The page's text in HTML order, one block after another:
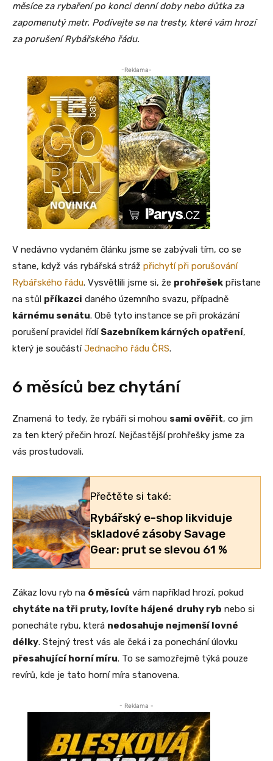
měsíce za rybaření po konci denní doby nebo důtka za
zapomenutý metr. Podívejte se na tresty, které vám hrozí
za porušení Rybářského řádu.
-Reklama-
V nedávno vydaném článku jsme se zabývali tím, co se
stane, když vás rybářská stráž přichytí při porušování
Rybářského řádu. Vysvětlili jsme si, že prohřešek přistane
na stůl příkazci daného územního svazu, případně
kárnému senátu. Obě tyto instance se při prokázání
porušení pravidel řídí Sazebníkem kárných opatření,
který je součástíJednacího řádu ČRS.
6 měsíců bez chytání
Znamená to tedy, že rybáři si mohou sami ověřit, co jim
za ten který přečin hrozí. Nejčastější prohřešky jsme za
vás prostudovali.
Přečtěte si také:
Rybářský e-shop likviduje
skladové zásoby Savage
Gear: prut se slevou 61 %
Zákaz lovu ryb na 6 měsíců vám například hrozí, pokud
chytáte na tři pruty, lovíte hájené druhy ryb nebo si
ponecháte rybu, která nedosahuje nejmenší lovné
délky. Stejný trest vás ale čeká i za ponechání úlovku
přesahující horní míru. To se samozřejmě týká pouze
revírů, kde je tato horní míra stanovena.
- Reklama -